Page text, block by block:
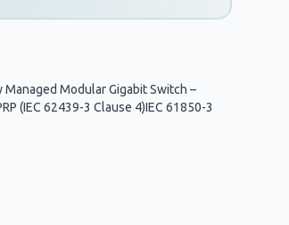
Modular Gigabit Switch –
(IEC 62439-3 Clause 4)IEC 61850-3